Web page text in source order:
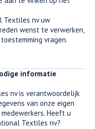
Textiles nv uw
wenst te verwerken,
vragen.
informatie
nv is verantwoordelijk
van onze eigen
Heeft u
Textiles nv?